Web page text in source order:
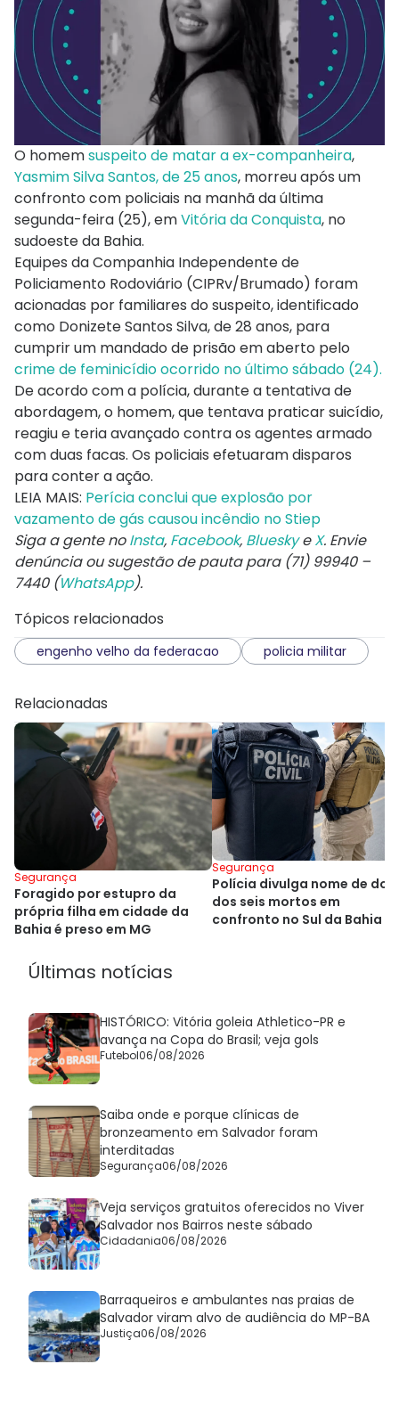
O homemsuspeito de matar a ex-companheira,
Yasmim Silva Santos, de 25 anos, morreu após um
confronto com policiais na manhã da última
segunda-feira (25), emVitória da Conquista, no
sudoeste da Bahia.
Equipes da Companhia Independente de
Policiamento Rodoviário (CIPRv/Brumado) foram
acionadas por familiares do suspeito, identificado
como Donizete Santos Silva, de 28 anos, para
cumprir um mandado de prisão em aberto pelo
crime de feminicídio ocorrido no último sábado (24).
De acordo com a polícia, durante a tentativa de
abordagem, o homem, que tentava praticar suicídio,
reagiu e teria avançado contra os agentes armado
com duas facas. Os policiais efetuaram disparos
para conter a ação.
LEIA MAIS: Perícia conclui que explosão por
vazamento de gás causou incêndio no Stiep
Siga a gente noInsta, Facebook, BlueskyeX. Envie
denúncia ou sugestão de pauta para (71) 99940 –
7440 (WhatsApp).
Tópicos relacionados
engenho velho da federacao policia militar
Relacionadas
Segurança
Foragido por estupro da
própria filha em cidade da
Bahia é preso em MG
Segurança
Polícia divulga nome de dois
dos seis mortos em
confronto no Sul da Bahia
Últimas notícias
HISTÓRICO: Vitória goleia Athletico-PR e
avança na Copa do Brasil; veja gols
Futebol06/08/2026
Saiba onde e porque clínicas de
bronzeamento em Salvador foram
interditadas
Segurança06/08/2026
Veja serviços gratuitos oferecidos no Viver
Salvador nos Bairros neste sábado
Cidadania06/08/2026
Barraqueiros e ambulantes nas praias de
Salvador viram alvo de audiência do MP-BA
Justiça06/08/2026